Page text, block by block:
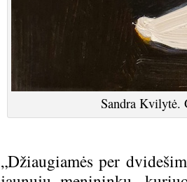
Sandra Kvilytė.
„Džiaugiamės per